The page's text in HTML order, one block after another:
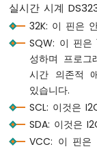
ESP8266
-
LED
ESP8266
-
딜
레
실시간 시계
32K: 이 핀은
SQW: 이 핀은
성하며 프로
시간 의존적
있습니다.
SCL: 이것은
SDA: 이것은
VCC: 이 핀은